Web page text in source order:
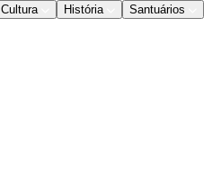
Cultura História
Santuários